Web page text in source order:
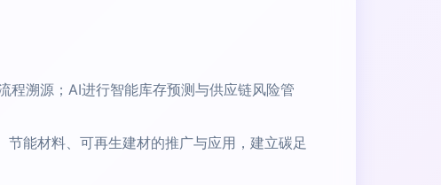
程溯源；AI进行智能库存预测与供应链风险管
节能材料、可再生建材的推广与应用，建立碳足